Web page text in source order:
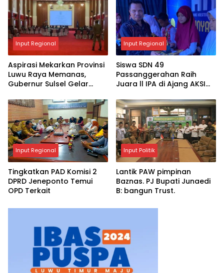
Input Regional
Aspirasi Mekarkan Provinsi
Luwu Raya Memanas,
Gubernur Sulsel Gelar
Kepala Daerah
Input Regional
Siswa SDN 49
Passanggerahan Raih
Juara ll IPA di Ajang AKSI
Input Regional
Tingkatkan PAD Komisi 2
DPRD Jeneponto Temui
OPD Terkait
Input Politik
Lantik PAW pimpinan
Baznas. PJ Bupati Junaedi
B: bangun Trust.